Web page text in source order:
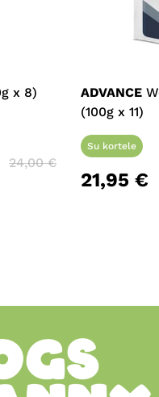
x 8)
24,00€
ADVANCE
(100g x 11)
Su kortele
21,95 €